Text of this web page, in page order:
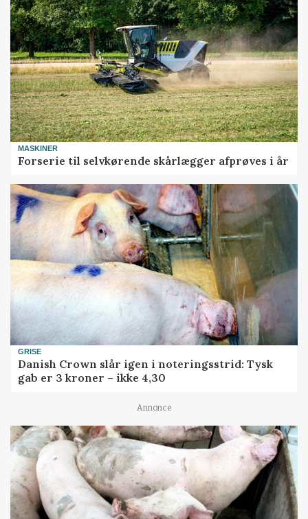
MASKINER
Forserie til selvkørende skårlægger afprøves i år
GRISE
Danish Crown slår igen i noteringsstrid: Tysk
gab er 3 kroner – ikke 4,30
Annonce